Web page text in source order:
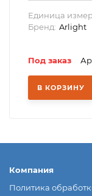
Единица
Бренд: Arlight
Под заказ
В КОРЗИНУ
Компания
Политика